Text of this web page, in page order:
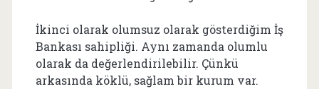
İkinci olarak olumsuz olarak gösterdiğim İş
Bankası sahipliği. Aynı zamanda olumlu
olarak da değerlendirilebilir. Çünkü
arkasında köklü, sağlam bir kurum var.